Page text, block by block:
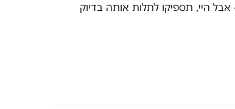
אבל היי, תספיקו לתלות אותה בדיוק